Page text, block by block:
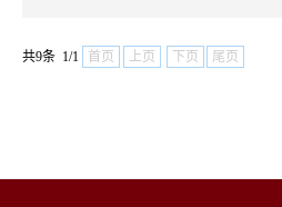
共9条 1/1 首页 上页 下页 尾页